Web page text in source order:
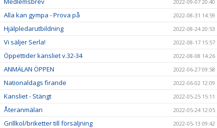
2022-09-07 20:40
Alla kan gympa - Prova på 2022-08-31 14:59
Hjälpledarutbildning 2022-08-24 20:53
Vi säljer Serla! 2022-08-17 15:57
Öppettider kansliet v.32-34 2022-08-08 14:26
ANMÄLAN ÖPPEN 2022-06-27 09:58
Nationaldags firande 2022-06-02 12:09
Kansliet - Stängt 2022-05-25 15:11
Återanmälan 2022-05-24 12:05
Grillkol/briketter till försäljning 2022-05-13 09:42